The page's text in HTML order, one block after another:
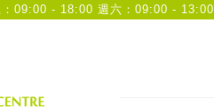
：09:00 - 18:00 週六：09:00 - 13:00